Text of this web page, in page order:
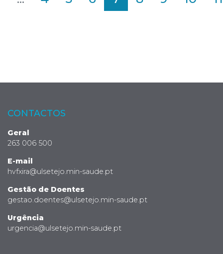
CONTACTOS
Geral
263 006 500
E-mail
hvfxira@ulsetejo.min-saude.pt
Gestão de Doentes
gestao.doentes@ulsetejo.min-saude.pt
Urgência
urgencia@ulsetejo.min-saude.pt